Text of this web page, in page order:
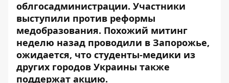
облгосадминистрации. Участники
выступили против реформы
медобразования. Похожий митинг
неделю назад проводили в Запорожье,
ожидается, что студенты-медики из
других городов Украины также
поддержат акцию.